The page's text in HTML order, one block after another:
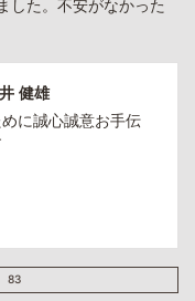
した。不安がなかった
健雄
に誠心誠意お手伝
83